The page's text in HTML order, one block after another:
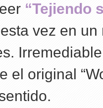
“Tejiendo
vez en un
el original